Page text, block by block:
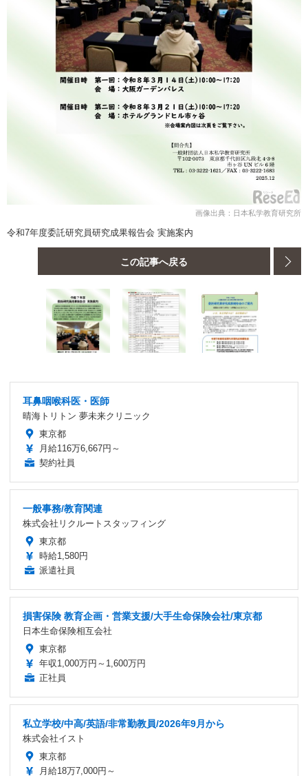
画像出典：日本私学教育研究所
令和7年度委託研究員研究成果報告会 実施案内
この記事へ戻る
耳鼻咽喉科医・医師
晴海トリトン 夢未来クリニック
東京都
月給116万6,667円～
契約社員
一般事務/教育関連
株式会社リクルートスタッフィング
東京都
時給1,580円
派遣社員
損害保険 教育企画・営業支援/大手生命保険会社/東京都
日本生命保険相互会社
東京都
年収1,000万円～1,600万円
正社員
私立学校/中高/英語/非常勤教員/2026年9月から
株式会社イスト
東京都
月給18万7,000円～